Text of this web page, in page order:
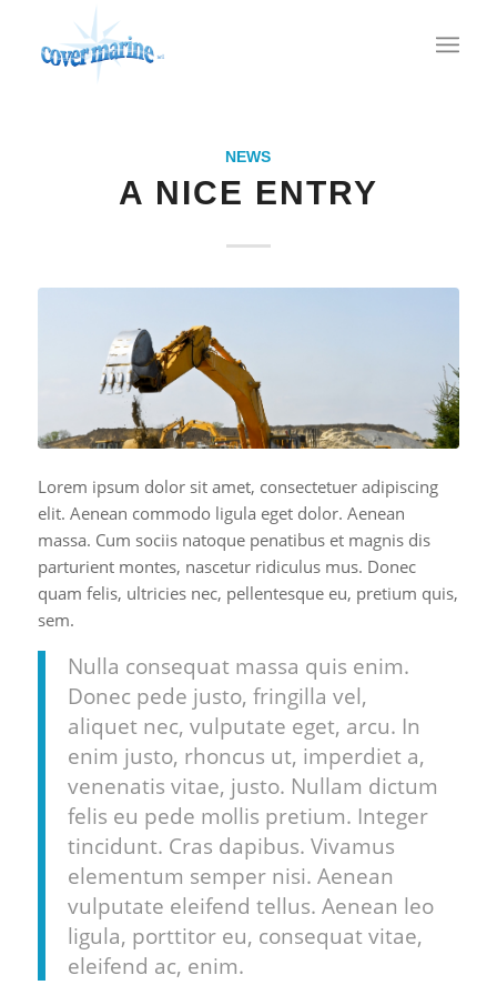
NEWS
A NICE ENTRY
Lorem ipsum dolor sit amet, consectetuer adipiscing
elit. Aenean commodo ligula eget dolor. Aenean
massa. Cum sociis natoque penatibus et magnis dis
parturient montes, nascetur ridiculus mus. Donec
quam felis, ultricies nec, pellentesque eu, pretium quis,
sem.
Nulla consequat massa quis enim.
Donec pede justo, fringilla vel,
aliquet nec, vulputate eget, arcu. In
enim justo, rhoncus ut, imperdiet a,
venenatis vitae, justo. Nullam dictum
felis eu pede mollis pretium. Integer
tincidunt. Cras dapibus. Vivamus
elementum semper nisi. Aenean
vulputate eleifend tellus. Aenean leo
ligula, porttitor eu, consequat vitae,
eleifend ac, enim.